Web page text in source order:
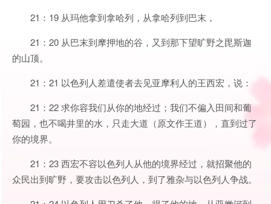
21：19 从玛他拿到拿哈列，从拿哈列到巴末，
21：20 从巴末到摩押地的谷，又到那下望旷野之毘斯迦
的山顶。
21：21 以色列人差遣使者去见亚摩利人的王西宏，说：
21：22 求你容我们从你的地经过；我们不偏入田间和葡
萄园，也不喝井里的水，只走大道（原文作王道），直到过了
你的境界。
21：23 西宏不容以色列人从他的境界经过，就招聚他的
众民出到旷野，要攻击以色列人，到了雅杂与以色列人争战。